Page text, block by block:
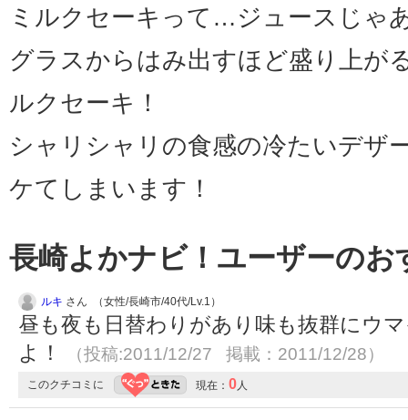
ミルクセーキって…ジュースじゃ
グラスからはみ出すほど盛り上が
ルクセーキ！
シャリシャリの食感の冷たいデザ
ケてしまいます！
長崎よかナビ！ユーザーのお
ルキ さん （女性/長崎市/40代/Lv.1）
昼も夜も日替わりがあり味も抜群にウ
よ！
（投稿:2011/12/27 掲載：2011/12/28）
このクチコミに 現在： 0人